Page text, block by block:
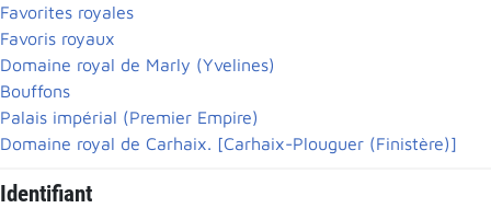
Favorites royales
Favoris royaux
Domaine royal de Marly (Yvelines)
Bouffons
Palais impérial (Premier Empire)
Domaine royal de Carhaix. [Carhaix-Plouguer (Finistère)]
Identifiant